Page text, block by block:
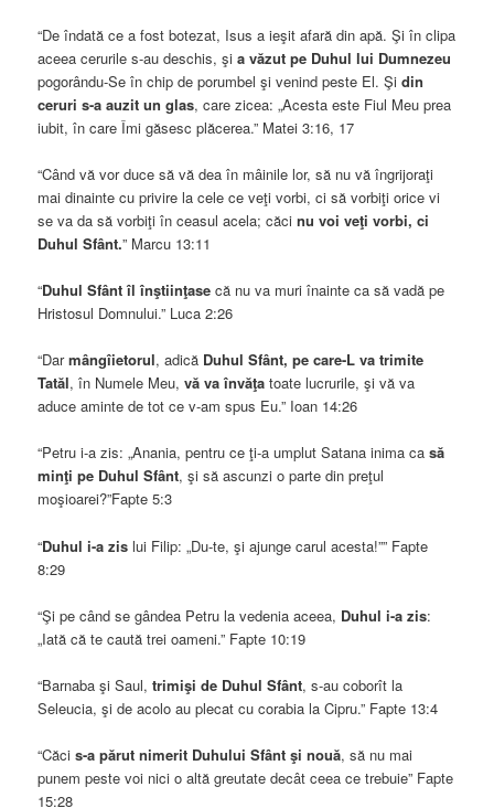
“De îndată ce a fost botezat, Isus a ieşit afară din apă. Şi în clipa
aceea cerurile s-au deschis, şia văzut pe Duhul lui Dumnezeu
pogorându-Se în chip de porumbel şi venind peste El. Şidin
ceruri s-a auzit un glas, care zicea: „Acesta este Fiul Meu prea
iubit, în care Îmi găsesc plăcerea.” Matei 3:16, 17
“Când vă vor duce să vă dea în mâinile lor, să nu vă îngrijoraţi
mai dinainte cu privire la cele ce veţi vorbi, ci să vorbiţi orice vi
se va da să vorbiţi în ceasul acela; căcinu voi veţi vorbi, ci
Duhul Sfânt.” Marcu 13:11
“Duhul Sfânt îl înştiinţase că nu va muri înainte ca să vadă pe
Hristosul Domnului.” Luca 2:26
“Darmângîietorul, adică Duhul Sfânt, pe care-L va trimite
Tatăl, în Numele Meu,vă va învăţa toate lucrurile, şi vă va
aduce aminte de tot ce v-am spus Eu.” Ioan 14:26
“Petru i-a zis: „Anania, pentru ce ţi-a umplut Satana inima casă
minţi pe Duhul Sfânt, şi să ascunzi o parte din preţul
moşioarei?”Fapte 5:3
“Duhul i-a zis lui Filip: „Du-te, şi ajunge carul acesta!”” Fapte
8:29
“Şi pe când se gândea Petru la vedenia aceea, Duhul i-a zis:
„Iată că te caută trei oameni.” Fapte 10:19
“Barnaba şi Saul,trimişi de Duhul Sfânt, s-au coborît la
Seleucia, şi de acolo au plecat cu corabia la Cipru.” Fapte 13:4
“Căcis-a părut nimerit Duhului Sfânt şi nouă, să nu mai
punem peste voi nici o altă greutate decât ceea ce trebuie” Fapte
15:28